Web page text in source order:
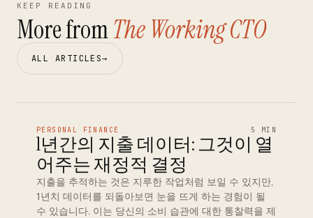
KEEP READING
More fromThe Working CTO
ALL ARTICLES→
PERSONAL FINANCE 5 MIN
1년간의 지출 데이터: 그것이 열
어주는 재정적 결정
지출을 추적하는 것은 지루한 작업처럼 보일 수 있지만,
1년치 데이터를 되돌아보면 눈을 뜨게 하는 경험이 될
수 있습니다. 이는 당신의 소비 습관에 대한 통찰력을 제